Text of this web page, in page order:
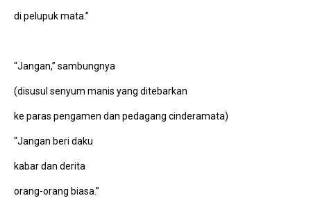
di pelupuk mata.”
“Jangan,” sambungnya
(disusul senyum manis yang ditebarkan
ke paras pengamen dan pedagang cinderamata)
“Jangan beri daku
kabar dan derita
orang-orang biasa.”